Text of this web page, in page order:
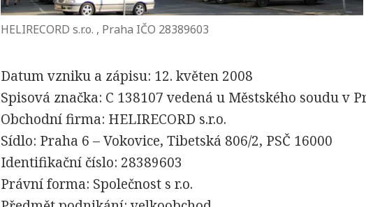
HELIRECORD s.r.o. , Praha IČO 28389603
Datum vzniku a zápisu: 12. květen 2008
Spisová značka: C 138107 vedená u Městského soudu v
Obchodní firma: HELIRECORD s.r.o.
Sídlo: Praha 6 – Vokovice, Tibetská 806/2, PSČ 16000
Identifikační číslo: 28389603
Právní forma: Společnost s r.o.